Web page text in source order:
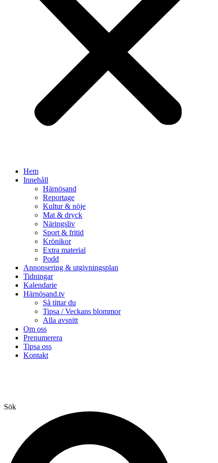
Hem
Innehåll
Härnösand
Reportage
Kultur & nöje
Mat & dryck
Näringsliv
Sport & fritid
Krönikor
Extra material
Podd
Annonsering & utgivningsplan
Tidningar
Kalendarie
Härnösand.tv
Så tittar du
Tipsa / Veckans blommor
Alla avsnitt
Om oss
Prenumerera
Tipsa oss
Kontakt
Sök